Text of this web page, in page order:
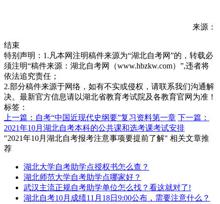
来源：
结束
特别声明：1.凡本网注明稿件来源为“湖北自考网”的，转载必
须注明“稿件来源：湖北自考网（www.hbzkw.com）”,违者将
依法追究责任；
2.部分稿件来源于网络，如有不实或侵权，请联系我们沟通解
决。最新官方信息请以湖北省教育考试院及各教育官网为准！
标签：
上一篇：自考“中国近现代史纲要”复习资料第一章 下一篇：
2021年10月湖北自考本科的公共课和选考课考试安排
"2021年10月湖北自考报考注意事项要提前了解" 相关文章推
荐
湖北大学自考助学点授权书怎么查？
湖北师范大学自考助学点哪家好？
武汉主流正规自考助学单位怎么找？看这就对了!
湖北自考10月成绩11月18日9:00公布，需要注意什么？